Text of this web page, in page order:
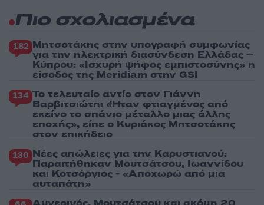
Πιο σχολιασμένα
182 Μητσοτάκης στην υπογραφή συμφωνίας
για την ηλεκτρική διασύνδεση Ελλάδας –
Κύπρου: «Ισχυρή ψήφος εμπιστοσύνης» η
είσοδος της Meridiam στην GSI
134 Το τελευταίο αντίο στον Γιάννη
Βαρβιτσιώτη: «Ήταν φτιαγμένος από
εκείνο το σπάνιο μέταλλο μιας άλλης
εποχής», είπε ο Κυριάκος Μητσοτάκης
στον επικήδειο
130 Νέες απώλειες για την Καρυστιανού:
Παραιτήθηκαν Μουτσάτσου, Ιωαννίδου
και Κοτσόργιος - «Αποχωρώ από μια
αυταπάτη»